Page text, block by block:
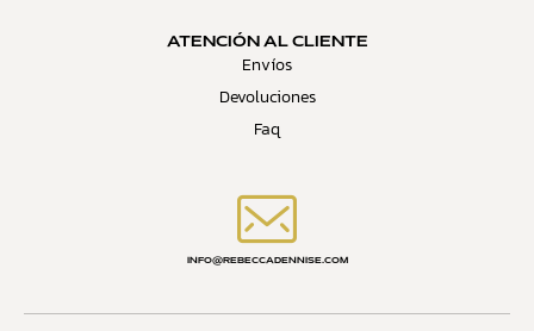
ATENCIÓN AL CLIENTE
Envíos
Devoluciones
Faq
INFO@REBECCADENNISE.COM